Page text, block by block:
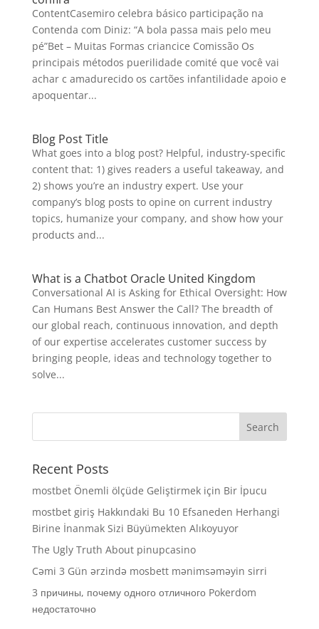
ContentCasemiro celebra básico participação na
Contenda com Diniz: “A bola passa mais pelo meu
pé”Bet – Muitas Formas criancice Comissão Os
principais métodos puerilidade comité que você vai
achar c amadurecido os cartões infantilidade apoio e
apoquentar...
Blog Post Title
What goes into a blog post? Helpful, industry-specific
content that: 1) gives readers a useful takeaway, and
2) shows you’re an industry expert. Use your
company’s blog posts to opine on current industry
topics, humanize your company, and show how your
products and...
What is a Chatbot Oracle United Kingdom
Conversational AI is Asking for Ethical Oversight: How
Can Humans Best Answer the Call? The breadth of
our global reach, continuous innovation, and depth
of our expertise accelerates customer success by
bringing people, ideas and technology together to
solve...
Recent Posts
mostbet Önemli ölçüde Geliştirmek için Bir İpucu
mostbet giriş Hakkındaki Bu 10 Efsaneden Herhangi
Birine İnanmak Sizi Büyümekten Alıkoyuyor
The Ugly Truth About pinupcasino
Cəmi 3 Gün ərzində mosbett mənimsəməyin sirri
3 причины, почему одного отличного Pokerdom
недостаточно